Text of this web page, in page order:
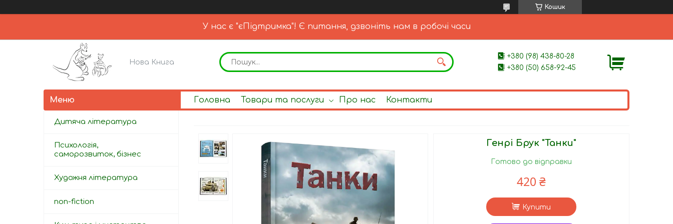
Кошик
У нас є "єПідтримка"! Є питання, дзвоніть нам в робочі часи
Нова Книга
+380 (98) 438-80-28
+380 (50) 658-92-45
Головна Товари та послуги Про нас Контакти
Генрі Брук "Танки"
Готово до відправки
420 ₴
Купити
Дитяча література
Психологія,
саморозвиток, бізнес
Художня література
non-fiction